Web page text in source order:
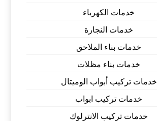
خدمات الكهرباء
خدمات النجارة
خدمات بناء الملاحق
خدمات بناء مظلات
خدمات تركيب أبواب الوميتال
خدمات تركيب ابواب
خدمات تركيب الانترلوك